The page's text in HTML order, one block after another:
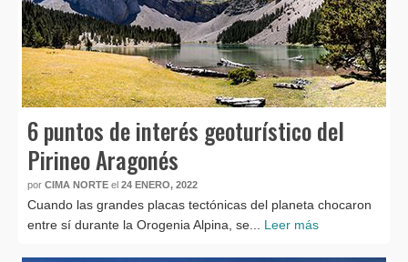
6 puntos de interés geoturístico del
Pirineo Aragonés
por CIMA NORTE el 24 ENERO, 2022
Cuando las grandes placas tectónicas del planeta chocaron
entre sí durante la Orogenia Alpina, se... Leer más